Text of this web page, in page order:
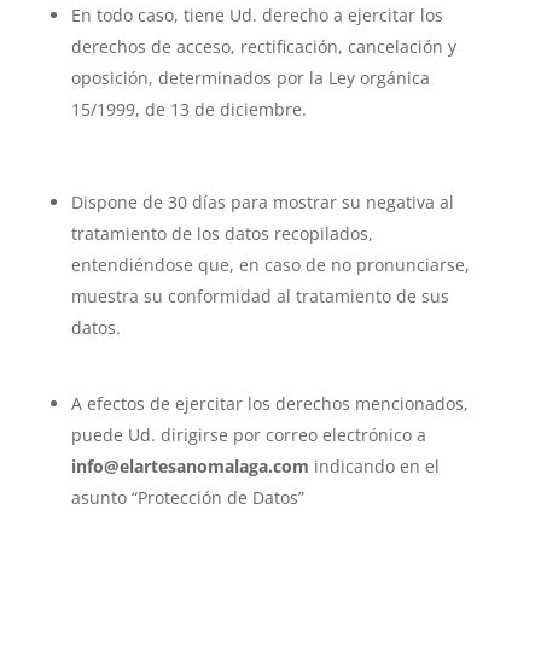
En todo caso, tiene Ud. derecho a ejercitar los
derechos de acceso, rectificación, cancelación y
oposición, determinados por la Ley orgánica
15/1999, de 13 de diciembre.
Dispone de 30 días para mostrar su negativa al
tratamiento de los datos recopilados,
entendiéndose que, en caso de no pronunciarse,
muestra su conformidad al tratamiento de sus
datos.
A efectos de ejercitar los derechos mencionados,
puede Ud. dirigirse por correo electrónico a
info@elartesanomalaga.com indicando en el
asunto “Protección de Datos”